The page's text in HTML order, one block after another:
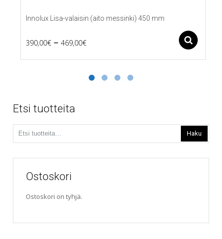
Innolux Lisa-valaisin (aito messinki) 450 mm
390,00€ – 469,00€Price
range:
tuotteella
tehdä
sivulla.
Etsi tuotteita
Haku
Ostoskori
Ostoskori on tyhjä.